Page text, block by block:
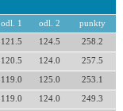
odl. 1 odl. 2 punkty
121.5 124.5 258.2
120.5 124.0 257.5
119.0 125.0 253.1
119.0 124.0 249.3